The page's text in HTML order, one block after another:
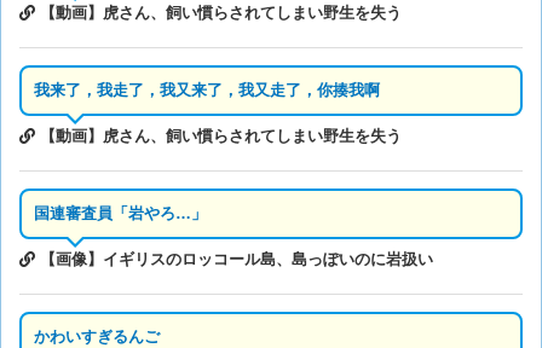
【動画】虎さん、飼い慣らされてしまい野生を失う
我来了，我走了，我又来了，我又走了，你揍我啊
【動画】虎さん、飼い慣らされてしまい野生を失う
国連審査員「岩やろ…」
【画像】イギリスのロッコール島、島っぽいのに岩扱い
かわいすぎるんご